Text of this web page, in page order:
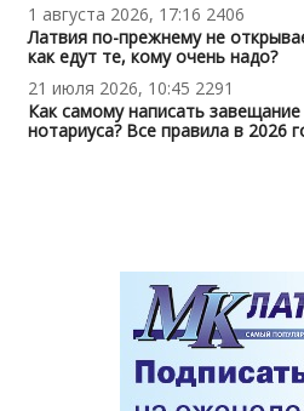
1 августа 2026, 17:16 2406
Латвия по-прежнему не
как едут те, кому очень надо?
21 июля 2026, 10:45 2291
Как самому написать
нотариуса? Все правила в 2026